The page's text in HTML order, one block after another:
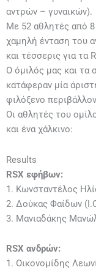
αντρών – γυναικών).
Με 52 αθλητές από
χαμηλή ένταση του
και τέσσερις για τα
Ο όμιλός μας και τα
κατάφεραν μία
φιλόξενο
Οι αθλητές του
και ένα χάλκινο:
Results
RSX εφήβων:
1. Κωνσταντέλος
2. Δούκας Φαίδων
3. Μανιαδάκης
RSX ανδρών:
1. Οικονομίδης